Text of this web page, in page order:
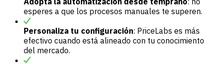
esperes a que los procesos manuales te superen.
Personaliza tu configuración: PriceLabs es más
efectivo cuando está alineado con tu conocimiento
del mercado.